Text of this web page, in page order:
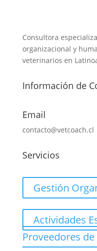
Consultora
organizacional y
veterinarios en
Información de
Email
contacto@vetcoach.cl
Servicios
Gestión
Actividades
Proveedores